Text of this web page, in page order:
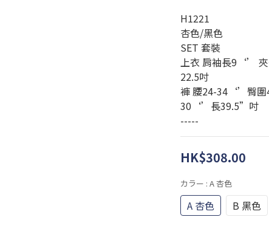
H1221
杏色/黑色
SET 套裝
上衣 肩袖長9‘’
22.5吋
褲 腰24-34‘’臀
30‘’長39.5”吋
-----
HK$308.00
カラー : A 杏色
A 杏色 B 黑色